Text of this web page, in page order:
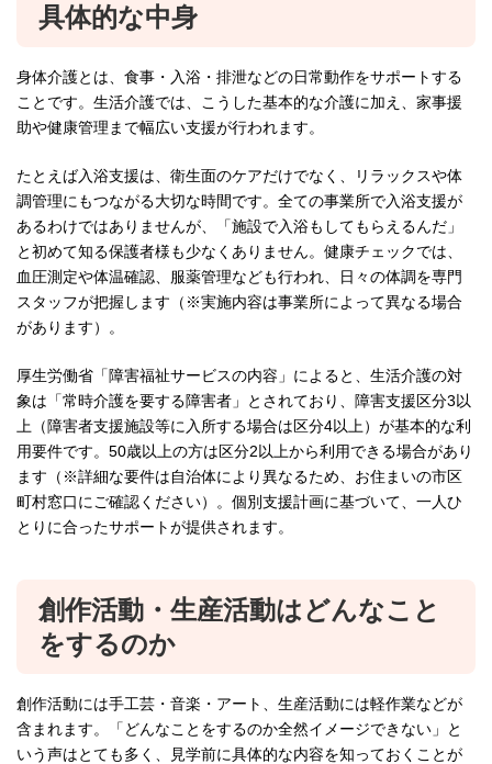
具体的な中身
身体介護とは、食事・入浴・排泄などの日常動作をサポートする
ことです。生活介護では、こうした基本的な介護に加え、家事援
助や健康管理まで幅広い支援が行われます。
たとえば入浴支援は、衛生面のケアだけでなく、リラックスや体
調管理にもつながる大切な時間です。全ての事業所で入浴支援が
あるわけではありませんが、「施設で入浴もしてもらえるんだ」
と初めて知る保護者様も少なくありません。健康チェックでは、
血圧測定や体温確認、服薬管理なども行われ、日々の体調を専門
スタッフが把握します（※実施内容は事業所によって異なる場合
があります）。
厚生労働省「障害福祉サービスの内容」によると、生活介護の対
象は「常時介護を要する障害者」とされており、障害支援区分3以
上（障害者支援施設等に入所する場合は区分4以上）が基本的な利
用要件です。50歳以上の方は区分2以上から利用できる場合があり
ます（※詳細な要件は自治体により異なるため、お住まいの市区
町村窓口にご確認ください）。個別支援計画に基づいて、一人ひ
とりに合ったサポートが提供されます。
創作活動・生産活動はどんなこと
をするのか
創作活動には手工芸・音楽・アート、生産活動には軽作業などが
含まれます。「どんなことをするのか全然イメージできない」と
いう声はとても多く、見学前に具体的な内容を知っておくことが